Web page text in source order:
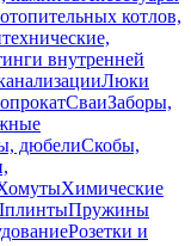
котлов,
внутренней
Люки
СваиЗаборы,
дюбелиСкобы,
Химические
Пружины
Розетки и